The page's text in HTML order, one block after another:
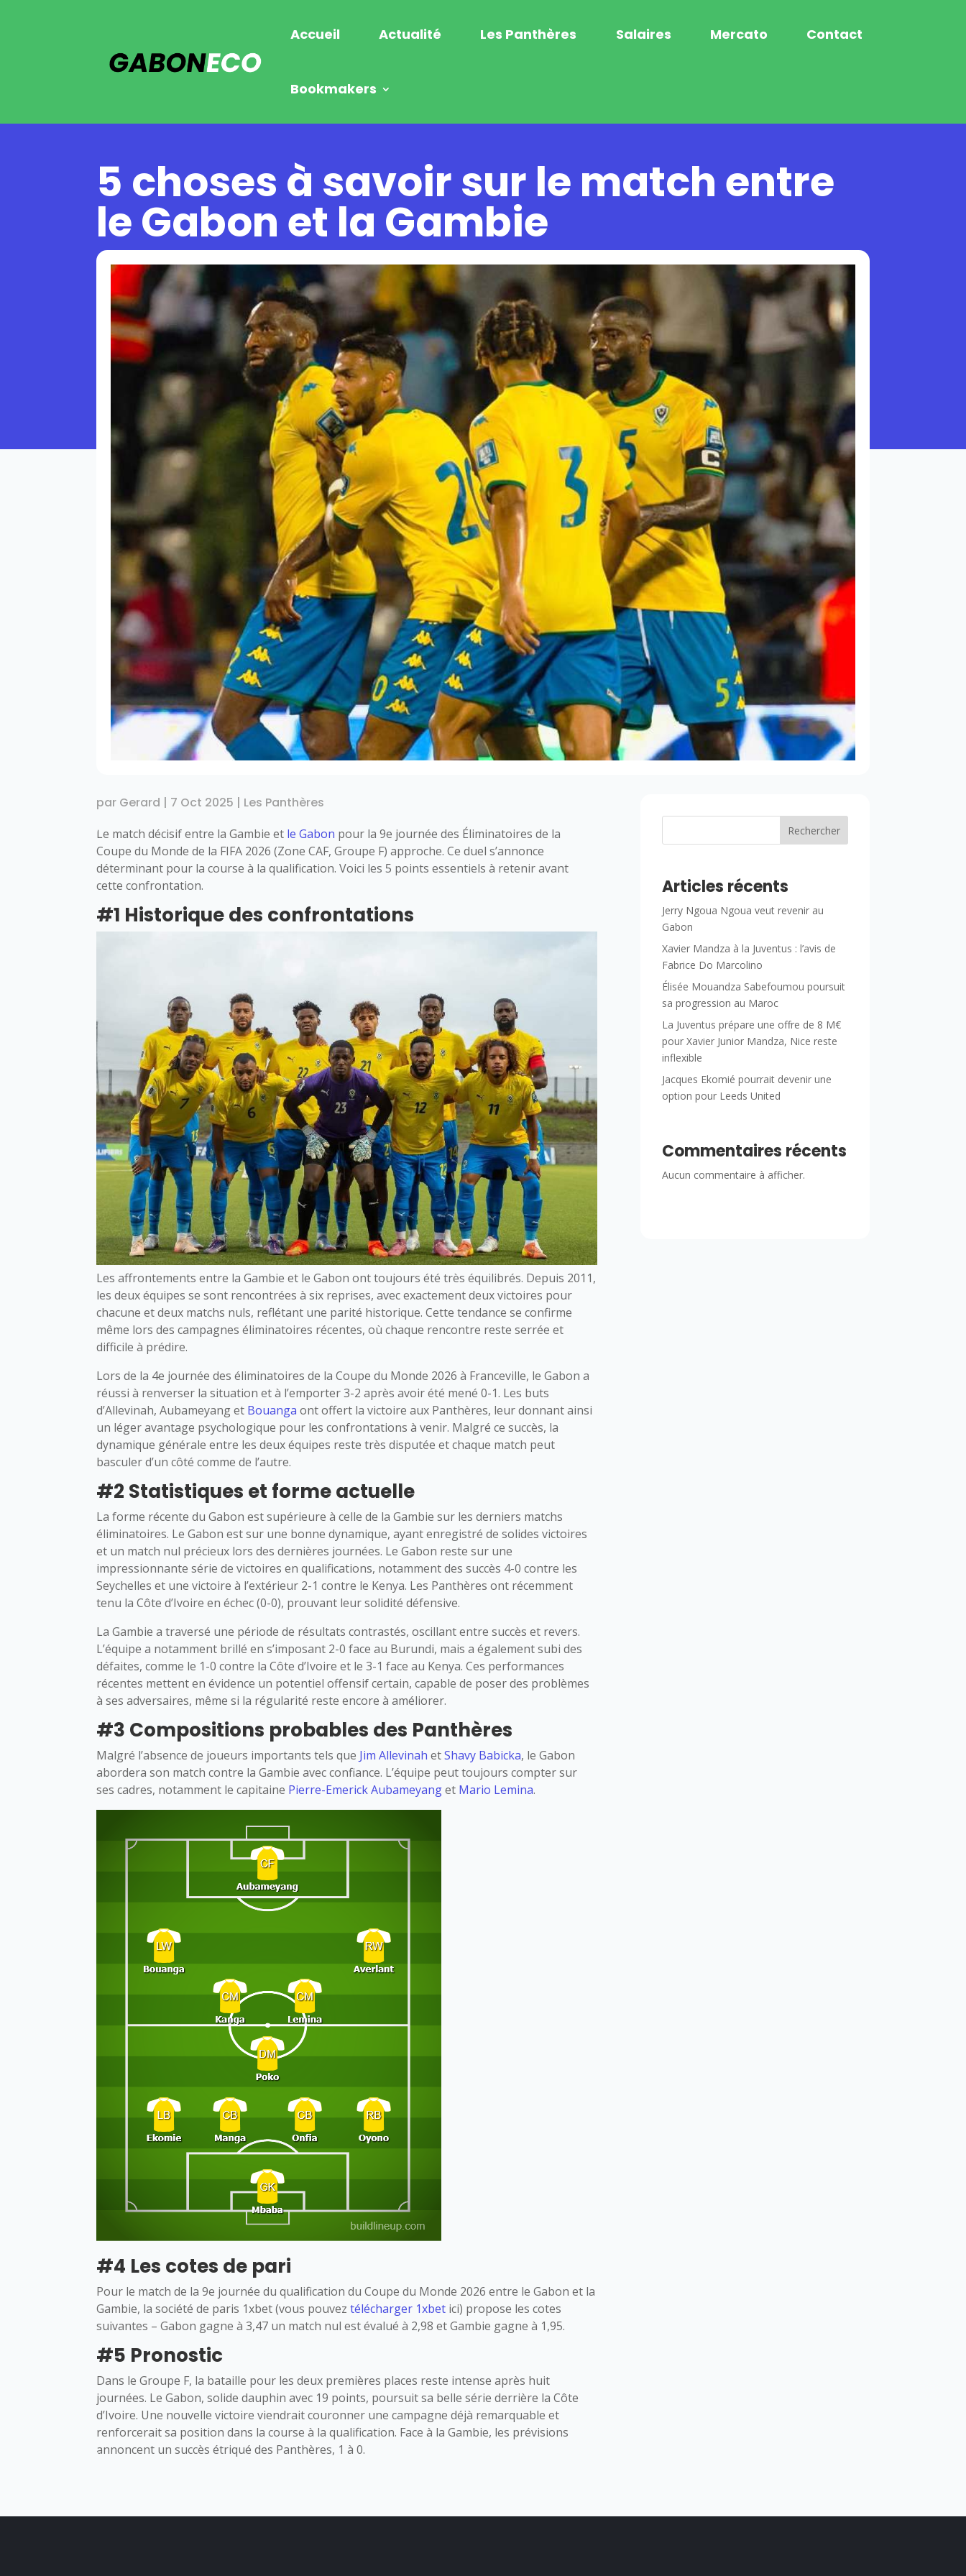
Accueil Actualité Les Panthères Salaires Mercato Contact
Bookmakers
5 choses à savoir sur le match entre
le Gabon et la Gambie
par Gerard | 7 Oct 2025 | Les Panthères
Le match décisif entre la Gambie et le Gabon pour la 9e journée des Éliminatoires de la
Coupe du Monde de la FIFA 2026 (Zone CAF, Groupe F) approche. Ce duel s’annonce
déterminant pour la course à la qualification. Voici les 5 points essentiels à retenir avant
cette confrontation.
#1 Historique des confrontations
Les affrontements entre la Gambie et le Gabon ont toujours été très équilibrés. Depuis 2011,
les deux équipes se sont rencontrées à six reprises, avec exactement deux victoires pour
chacune et deux matchs nuls, reflétant une parité historique. Cette tendance se confirme
même lors des campagnes éliminatoires récentes, où chaque rencontre reste serrée et
difficile à prédire.
Lors de la 4e journée des éliminatoires de la Coupe du Monde 2026 à Franceville, le Gabon a
réussi à renverser la situation et à l’emporter 3-2 après avoir été mené 0-1. Les buts
d’Allevinah, Aubameyang et Bouanga ont offert la victoire aux Panthères, leur donnant ainsi
un léger avantage psychologique pour les confrontations à venir. Malgré ce succès, la
dynamique générale entre les deux équipes reste très disputée et chaque match peut
basculer d’un côté comme de l’autre.
#2 Statistiques et forme actuelle
La forme récente du Gabon est supérieure à celle de la Gambie sur les derniers matchs
éliminatoires. Le Gabon est sur une bonne dynamique, ayant enregistré de solides victoires
et un match nul précieux lors des dernières journées. Le Gabon reste sur une
impressionnante série de victoires en qualifications, notamment des succès 4-0 contre les
Seychelles et une victoire à l’extérieur 2-1 contre le Kenya. Les Panthères ont récemment
tenu la Côte d’Ivoire en échec (0-0), prouvant leur solidité défensive.
La Gambie a traversé une période de résultats contrastés, oscillant entre succès et revers.
L’équipe a notamment brillé en s’imposant 2-0 face au Burundi, mais a également subi des
défaites, comme le 1-0 contre la Côte d’Ivoire et le 3-1 face au Kenya. Ces performances
récentes mettent en évidence un potentiel offensif certain, capable de poser des problèmes
à ses adversaires, même si la régularité reste encore à améliorer.
#3 Compositions probables des Panthères
Malgré l’absence de joueurs importants tels que Jim Allevinah etShavy Babicka, le Gabon
abordera son match contre la Gambie avec confiance. L’équipe peut toujours compter sur
ses cadres, notamment le capitaine Pierre-Emerick Aubameyanget Mario Lemina.
#4 Les cotes de pari
Pour le match de la 9e journée du qualification du Coupe du Monde 2026 entre le Gabon et la
Gambie, la société de paris 1xbet (vous pouveztélécharger 1xbet ici) propose les cotes
suivantes – Gabon gagne à 3,47 un match nul est évalué à 2,98 et Gambie gagne à 1,95.
#5 Pronostic
Dans le Groupe F, la bataille pour les deux premières places reste intense après huit
journées. Le Gabon, solide dauphin avec 19 points, poursuit sa belle série derrière la Côte
d’Ivoire. Une nouvelle victoire viendrait couronner une campagne déjà remarquable et
renforcerait sa position dans la course à la qualification. Face à la Gambie, les prévisions
annoncent un succès étriqué des Panthères, 1 à 0.
Rechercher
Articles récents
Jerry Ngoua Ngoua veut revenir au
Gabon
Xavier Mandza à la Juventus : l’avis de
Fabrice Do Marcolino
Élisée Mouandza Sabefoumou poursuit
sa progression au Maroc
La Juventus prépare une offre de 8 M€
pour Xavier Junior Mandza, Nice reste
inflexible
Jacques Ekomié pourrait devenir une
option pour Leeds United
Commentaires récents
Aucun commentaire à afficher.